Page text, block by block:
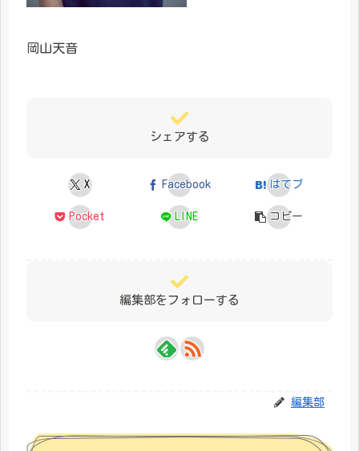
岡山天音
シェアする
X Facebook はてブ
Pocket LINE コピー
編集部をフォローする
編集部